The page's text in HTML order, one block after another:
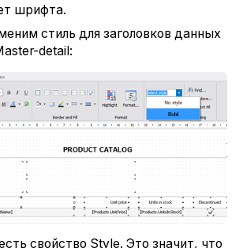
шрифта.
стиль для заголовков данных
detail:
свойство Style. Это значит, что